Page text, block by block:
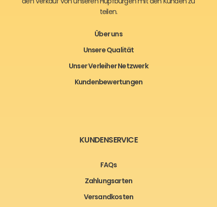
teilen.
Über uns
Unsere Qualität
Unser Verleiher Netzwerk
Kundenbewertungen
KUNDENSERVICE
FAQs
Zahlungsarten
Versandkosten